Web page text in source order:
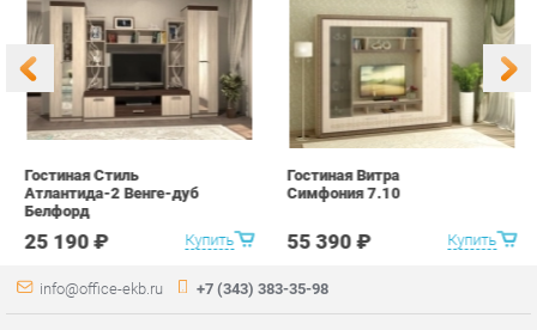
Купить
Гостиная Стиль
Атлантида-2 Венге-дуб
Белфорд
25 190 ₽ Купить
Симфония 7.10
55 390 ₽
info@office-ekb.ru +7 (343) 383-35-98
КАТАЛОГ
Коллекции
Столы и Тумбы
Стулья и Кресла
Шкафы и стеллажи
ИНФОРМАЦИЯ
Контакты
Дизайн
Доставка и Оплата